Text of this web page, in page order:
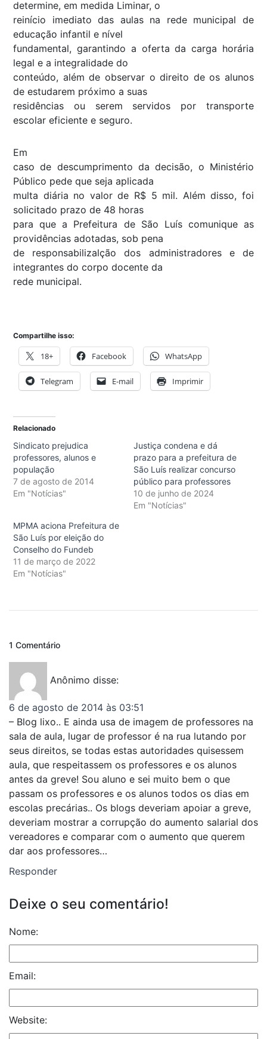
determine, em medida Liminar, o
reinício imediato das aulas na rede municipal de
educação infantil e nível
fundamental, garantindo a oferta da carga horária
legal e a integralidade do
conteúdo, além de observar o direito de os alunos
de estudarem próximo a suas
residências ou serem servidos por transporte
escolar eficiente e seguro.
Em
caso de descumprimento da decisão, o Ministério
Público pede que seja aplicada
multa diária no valor de R$ 5 mil. Além disso, foi
solicitado prazo de 48 horas
para que a Prefeitura de São Luís comunique as
providências adotadas, sob pena
de responsabilizalção dos administradores e de
integrantes do corpo docente da
rede municipal.
Compartilhe isso:
18+ Facebook WhatsApp
Telegram E-mail Imprimir
Relacionado
Sindicato prejudica
professores, alunos e
população
7 de agosto de 2014
Em "Notícias"
Justiça condena e dá
prazo para a prefeitura de
São Luís realizar concurso
público para professores
10 de junho de 2024
Em "Notícias"
MPMA aciona Prefeitura de
São Luís por eleição do
Conselho do Fundeb
11 de março de 2022
Em "Notícias"
1 Comentário
Anônimo disse:
6 de agosto de 2014 às 03:51
– Blog lixo.. E ainda usa de imagem de professores na
sala de aula, lugar de professor é na rua lutando por
seus direitos, se todas estas autoridades quisessem
aula, que respeitassem os professores e os alunos
antes da greve! Sou aluno e sei muito bem o que
passam os professores e os alunos todos os dias em
escolas precárias.. Os blogs deveriam apoiar a greve,
deveriam mostrar a corrupção do aumento salarial dos
vereadores e comparar com o aumento que querem
dar aos professores…
Responder
Deixe o seu comentário!
Nome:
Email:
Website: